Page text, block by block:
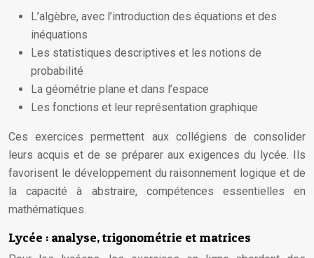
L’algèbre, avec l’introduction des équations et des
inéquations
Les statistiques descriptives et les notions de
probabilité
La géométrie plane et dans l’espace
Les fonctions et leur représentation graphique
Ces exercices permettent aux collégiens de consolider
leurs acquis et de se préparer aux exigences du lycée. Ils
favorisent le développement du raisonnement logique et de
la capacité à abstraire, compétences essentielles en
mathématiques.
Lycée : analyse, trigonométrie et matrices